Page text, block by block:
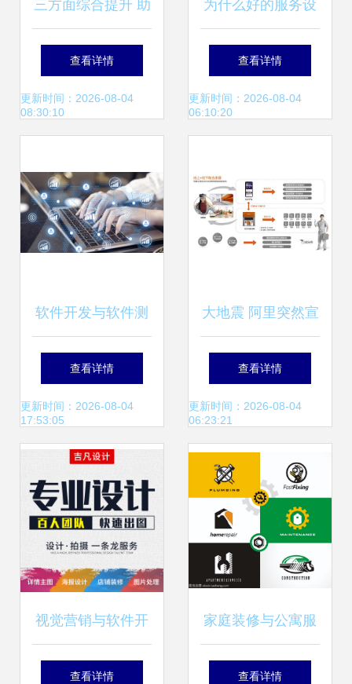
三方面综合提升 助
力宝沃销量逆势上
涨
查看详情
更新时间：2026-08-04
08:30:10
为什么好的服务设
计不能保证顾客忠
诚度？
查看详情
更新时间：2026-08-04
06:10:20
软件开发与软件测
试的区别 从代码构
建到质量保证的全
面解析
查看详情
更新时间：2026-08-04
17:53:05
大地震 阿里突然宣
布震撼业界，腾
讯、谷歌措手不及
查看详情
更新时间：2026-08-04
06:23:21
视觉营销与软件开
发 从客户连接到价
查看详情
家庭装修与公寓服
务Logo设计 水暖
查看详情